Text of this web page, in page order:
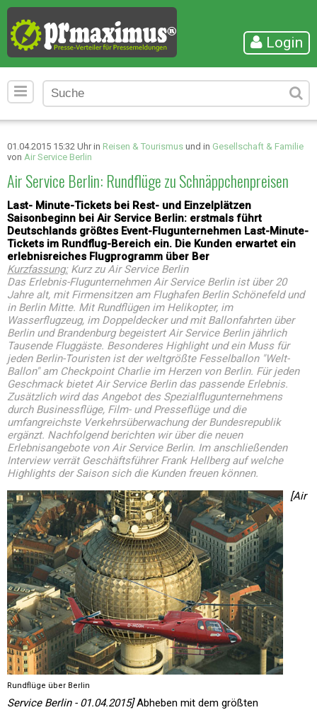
Login
01.04.2015 15:32 Uhr in Reisen & Tourismus und in Gesellschaft & Familie
von Air Service Berlin
Air Service Berlin: Rundflüge zu Schnäppchenpreisen
Last- Minute-Tickets bei Rest- und Einzelplätzen
Saisonbeginn bei Air Service Berlin: erstmals führt
Deutschlands größtes Event-Flugunternehmen Last-Minute-
Tickets im Rundflug-Bereich ein. Die Kunden erwartet ein
erlebnisreiches Flugprogramm über Ber
Kurzfassung:Kurz zu Air Service Berlin
Das Erlebnis-Flugunternehmen Air Service Berlin ist über 20
Jahre alt, mit Firmensitzen am Flughafen Berlin Schönefeld und
in Berlin Mitte. Mit Rundflügen im Helikopter, im
Wasserflugzeug, im Doppeldecker und mit Ballonfahrten über
Berlin und Brandenburg begeistert Air Service Berlin jährlich
Tausende Fluggäste. Besonderes Highlight und ein Muss für
jeden Berlin-Touristen ist der weltgrößte Fesselballon "Welt-
Ballon" am Checkpoint Charlie im Herzen von Berlin. Für jeden
Geschmack bietet Air Service Berlin das passende Erlebnis.
Zusätzlich wird das Angebot des Spezialflugunternehmens
durch Businessflüge, Film- und Presseflüge und die
umfangreichste Verkehrsüberwachung der Bundesrepublik
ergänzt. Nachfolgend berichten wir über die neuen
Erlebnisangebote von Air Service Berlin. Im anschließenden
Interview verrät Geschäftsführer Frank Hellberg auf welche
Highlights der Saison sich die Kunden freuen können.
Rundflüge über Berlin
[Air
Service Berlin - 01.04.2015]Abheben mit dem größten